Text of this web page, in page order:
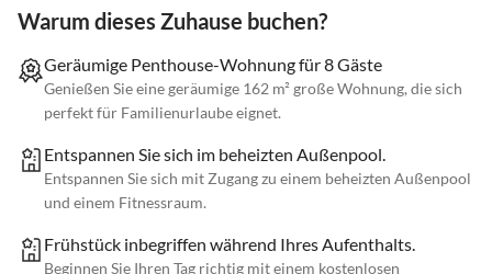
Warum dieses Zuhause buchen?
Geräumige Penthouse-Wohnung für 8 Gäste
Genießen Sie eine geräumige 162 m² große Wohnung, die sich
perfekt für Familienurlaube eignet.
Entspannen Sie sich im beheizten Außenpool.
Entspannen Sie sich mit Zugang zu einem beheizten Außenpool
und einem Fitnessraum.
Frühstück inbegriffen während Ihres Aufenthalts.
Beginnen Sie Ihren Tag richtig mit einem kostenlosen